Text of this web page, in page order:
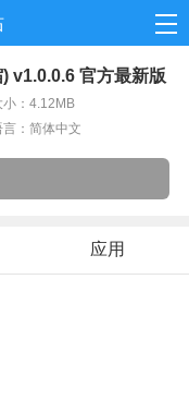
首页
资讯
v1.0.0.6 官方最新版
小：4.12MB
言：简体中文
应用